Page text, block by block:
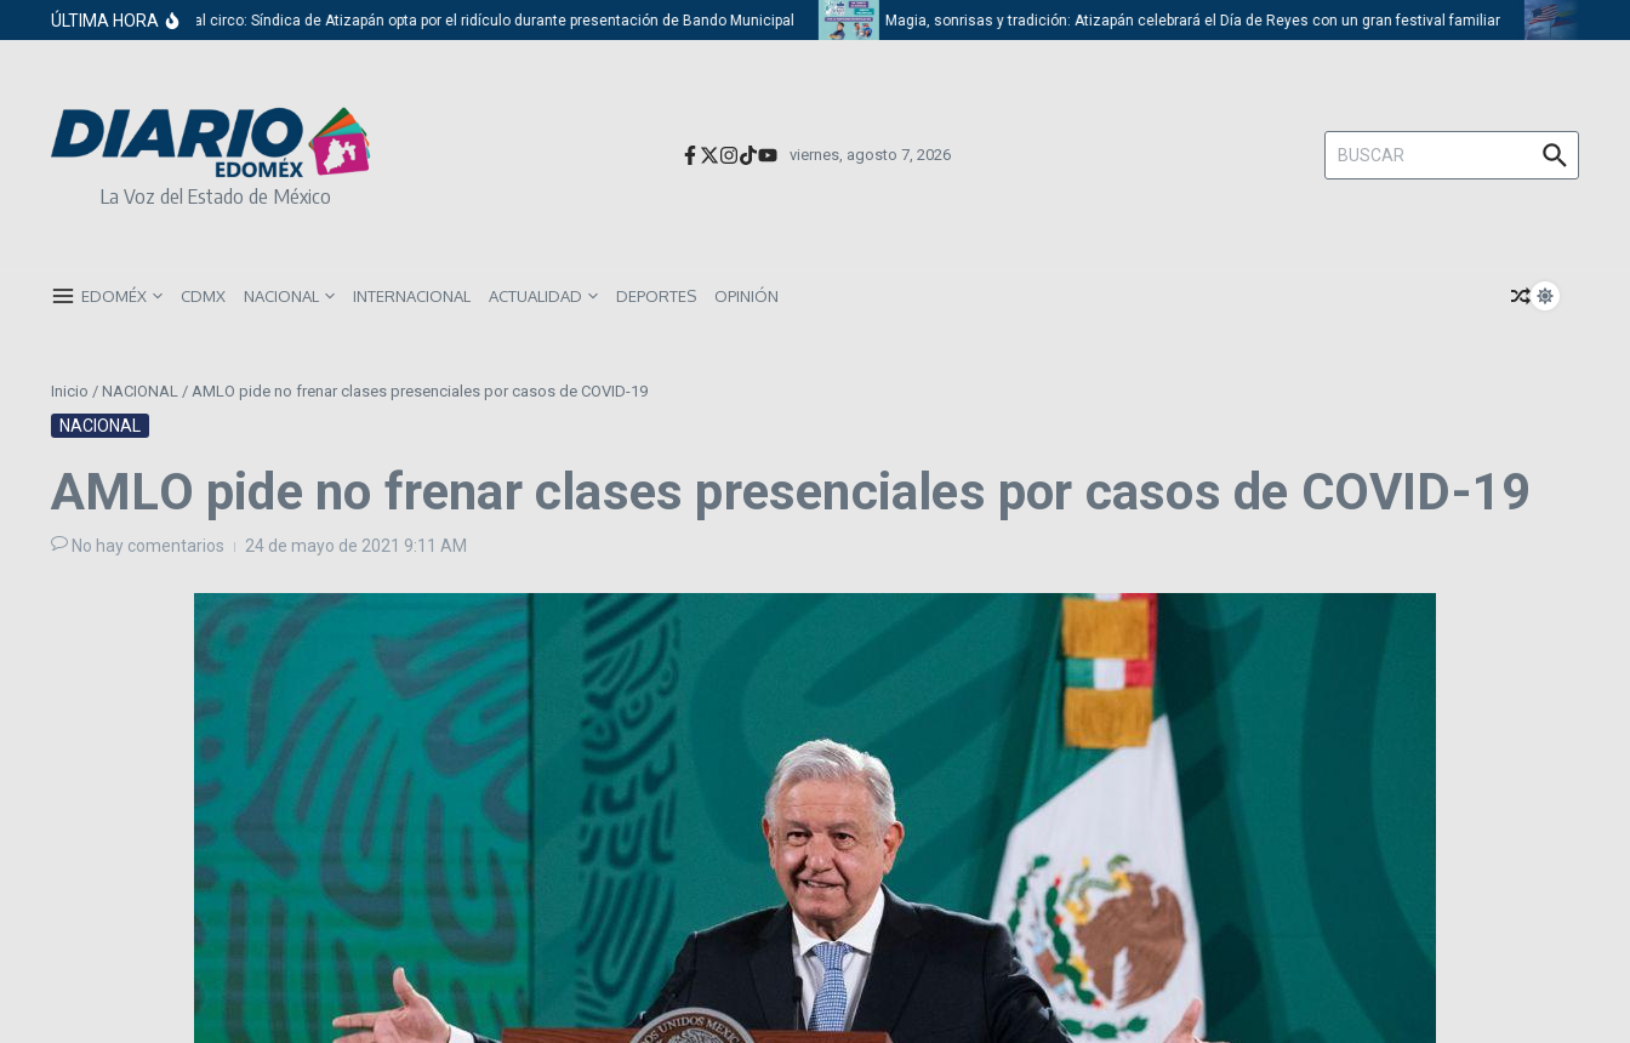
Saltar al contenido
ÚLTIMA HORA
Del cabildo al circo: Síndica de Atizapán opta por el ridículo durante presentación de Bando Municipal Magia, sonrisas y tradición: Atizapán celebrará el Día de Reyes con un gran festival familiar Trump
La Voz del Estado de México
viernes, agosto 7, 2026
Buscar:
EDOMÉX CDMX NACIONAL INTERNACIONAL ACTUALIDAD DEPORTES OPINIÓN
Inicio / NACIONAL / AMLO pide no frenar clases presenciales por casos de COVID-19
NACIONAL
AMLO pide no frenar clases presenciales por casos de COVID-19
No hay comentarios 24 de mayo de 2021 9:11 AM